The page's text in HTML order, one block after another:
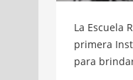
La Escuela
primera
para